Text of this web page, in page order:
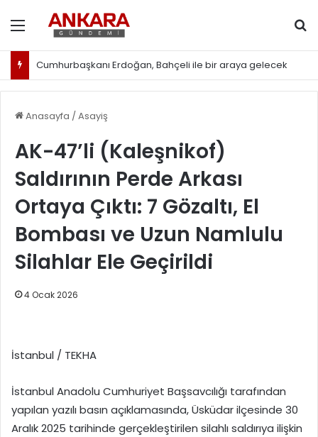
Menü
Cumhurbaşkanı Erdoğan, Bahçeli ile bir araya gelecek
Anasayfa / Asayiş
AK-47’li (Kaleşnikof)
Saldırının Perde Arkası
Ortaya Çıktı: 7 Gözaltı, El
Bombası ve Uzun Namlulu
Silahlar Ele Geçirildi
4 Ocak 2026
İstanbul / TEKHA
İstanbul Anadolu Cumhuriyet Başsavcılığı tarafından
yapılan yazılı basın açıklamasında, Üsküdar ilçesinde 30
Aralık 2025 tarihinde gerçekleştirilen silahlı saldırıya ilişkin